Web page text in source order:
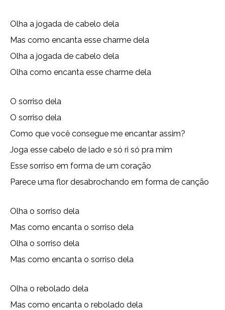
Olha a jogada de cabelo dela
Mas como encanta esse charme dela
Olha a jogada de cabelo dela
Olha como encanta esse charme dela
O sorriso dela
O sorriso dela
Como que você consegue me encantar assim?
Joga esse cabelo de lado e só ri só pra mim
Esse sorriso em forma de um coração
Parece uma flor desabrochando em forma de canção
Olha o sorriso dela
Mas como encanta o sorriso dela
Olha o sorriso dela
Mas como encanta o sorriso dela
Olha o rebolado dela
Mas como encanta o rebolado dela